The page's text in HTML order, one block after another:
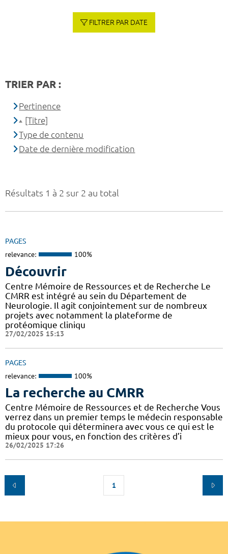
Résultats 1 à 2 sur 2 au total
PAGES
relevance: 100%
Découvrir
Centre Mémoire de Ressources et de Recherche Le
CMRR est intégré au sein du Département de
Neurologie. Il agit conjointement sur de nombreux
projets avec notamment la plateforme de
protéomique cliniqu
27/02/2025 15:13
PAGES
relevance: 100%
La recherche au CMRR
Centre Mémoire de Ressources et de Recherche Vous
verrez dans un premier temps le médecin responsable
du protocole qui déterminera avec vous ce qui est le
mieux pour vous, en fonction des critères d’i
26/02/2025 17:26
1
FILTRER PAR DATE
TRIER PAR :
Pertinence
[Titre]
Type de contenu
Date de dernière modification